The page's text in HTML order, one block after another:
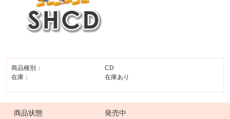
商品種別：
CD
在庫：
在庫あり
商品状態
発売中